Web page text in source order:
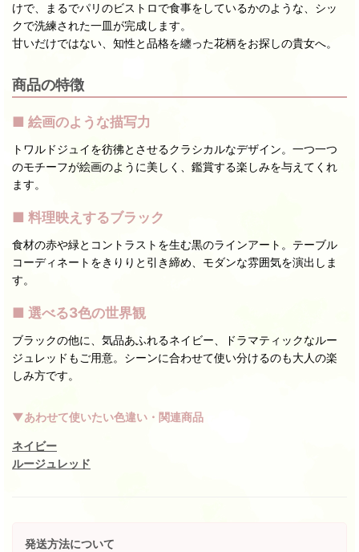
けで、まるでパリのビストロで食事をしているかのような、シッ
クで洗練された一皿が完成します。
甘いだけではない、知性と品格を纏った花柄をお探しの貴女へ。
商品の特徴
■ 絵画のような描写力
トワルドジュイを彷彿とさせるクラシカルなデザイン。一つ一つ
のモチーフが絵画のように美しく、鑑賞する楽しみを与えてくれ
ます。
■ 料理映えするブラック
食材の赤や緑とコントラストを生む黒のラインアート。テーブル
コーディネートをきりりと引き締め、モダンな雰囲気を演出しま
す。
■ 選べる3色の世界観
ブラックの他に、気品あふれるネイビー、ドラマティックなルー
ジュレッドもご用意。シーンに合わせて使い分けるのも大人の楽
しみ方です。
▼あわせて使いたい色違い・関連商品
ネイビー
ルージュレッド
発送方法について